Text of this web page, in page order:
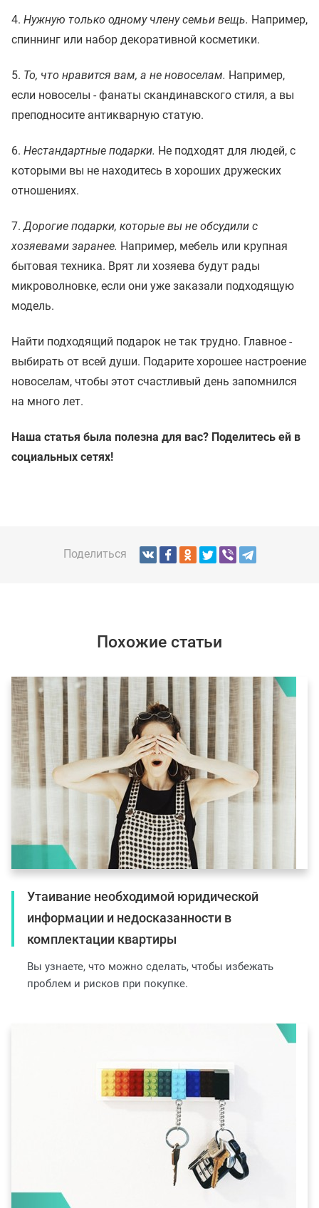
4. Нужную только одному члену семьи вещь. Например,
спиннинг или набор декоративной косметики.
5. То, что нравится вам, а не новоселам. Например,
если новоселы - фанаты скандинавского стиля, а вы
преподносите антикварную статую.
6. Нестандартные подарки. Не подходят для людей, с
которыми вы не находитесь в хороших дружеских
отношениях.
7. Дорогие подарки, которые вы не обсудили с
хозяевами заранее. Например, мебель или крупная
бытовая техника. Врят ли хозяева будут рады
микроволновке, если они уже заказали подходящую
модель.
Найти подходящий подарок не так трудно. Главное -
выбирать от всей души. Подарите хорошее настроение
новоселам, чтобы этот счастливый день запомнился
на много лет.
Наша статья была полезна для вас? Поделитесь ей в
социальных сетях!
Поделиться
Похожие статьи
Утаивание необходимой юридической
информации и недосказанности в
комплектации квартиры
Вы узнаете, что можно сделать, чтобы избежать
проблем и рисков при покупке.